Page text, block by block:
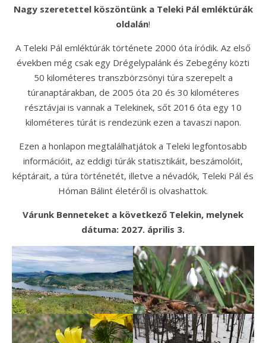
Nagy szeretettel köszöntünk a Teleki Pál emléktúrák
oldalán!
A Teleki Pál emléktúrák története 2000 óta íródik. Az első
években még csak egy Drégelypalánk és Zebegény közti
50 kilométeres transzbörzsönyi túra szerepelt a
túranaptárakban, de 2005 óta 20 és 30 kilométeres
résztávjai is vannak a Telekinek, sőt 2016 óta egy 10
kilométeres túrát is rendezünk ezen a tavaszi napon.
Ezen a honlapon megtalálhatjátok a Teleki legfontosabb
információit, az eddigi túrák statisztikáit, beszámolóit,
képtárait, a túra történetét, illetve a névadók, Teleki Pál és
Hóman Bálint életéről is olvashattok.
Várunk Benneteket a következő Telekin, melynek
dátuma: 2027. április 3.